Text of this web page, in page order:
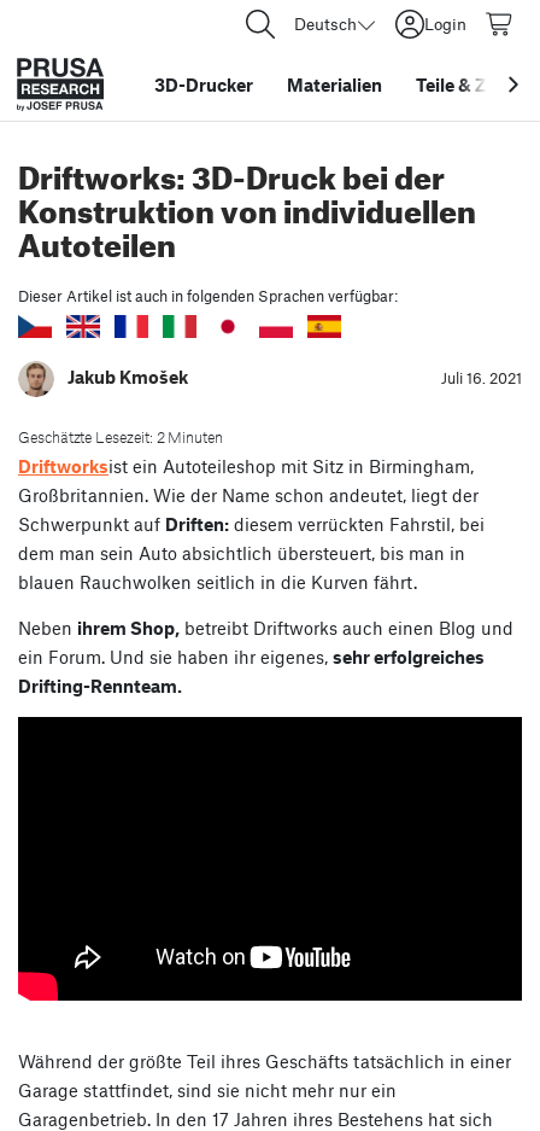
Deutsch Login
3D-Drucker Materialien Teile&
Driftworks: 3D-Druck bei der
Konstruktion von individuellen
Autoteilen
Dieser Artikel ist auch in folgenden Sprachen verfügbar:
Jakub Kmošek Juli 16. 2021
Geschätzte Lesezeit: 2 Minuten
Driftworksist ein Autoteileshop mit Sitz in Birmingham,
Großbritannien. Wie der Name schon andeutet, liegt der
Schwerpunkt auf Driften: diesem verrückten Fahrstil, bei
dem man sein Auto absichtlich übersteuert, bis man in
blauen Rauchwolken seitlich in die Kurven fährt.
Neben ihrem Shop, betreibt Driftworks auch einen Blog und
ein Forum. Und sie haben ihr eigenes, sehr erfolgreiches
Drifting-Rennteam.
Während der größte Teil ihres Geschäfts tatsächlich in einer
Garage stattfindet, sind sie nicht mehr nur ein
Garagenbetrieb. In den 17 Jahren ihres Bestehens hat sich